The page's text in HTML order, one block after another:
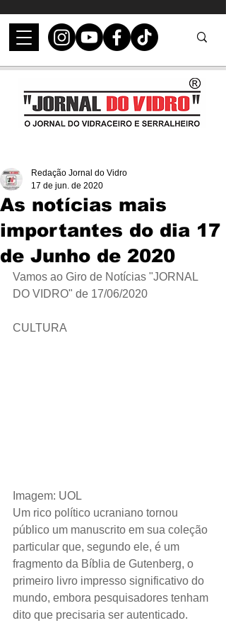
As notícias mais
importantes do dia 17
de Junho de 2020
Redação Jornal do Vidro
17 de jun. de 2020
Vamos ao Giro de Notícias "JORNAL
DO VIDRO" de 17/06/2020
CULTURA
Imagem: UOL
Um rico político ucraniano tornou
público um manuscrito em sua coleção
particular que, segundo ele, é um
fragmento da Bíblia de Gutenberg, o
primeiro livro impresso significativo do
mundo, embora pesquisadores tenham
dito que precisaria ser autenticado.